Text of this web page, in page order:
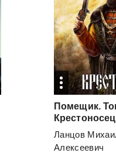
Помещик.
Крестоносец
Ланцов
Алексеевич